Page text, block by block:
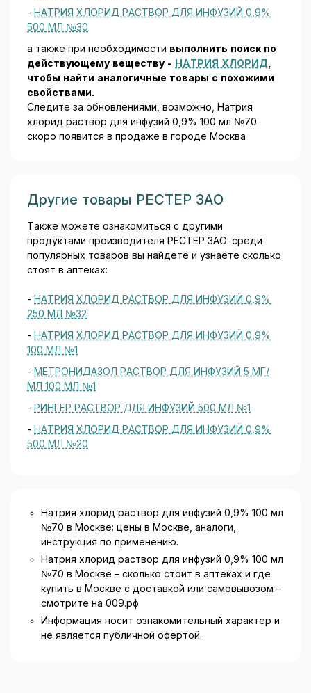
- НАТРИЯ ХЛОРИД РАСТВОР ДЛЯ ИНФУЗИЙ 0,9%
500 МЛ №30
а также при необходимости выполнить поиск по
действующему веществу - НАТРИЯ ХЛОРИД,
чтобы найти аналогичные товары c похожими
свойствами.
Следите за обновлениями, возможно, Натрия
хлорид раствор для инфузий 0,9% 100 мл №70
скоро появится в продаже в городе Москва
Другие товары РЕСТЕР ЗАО
Также можете ознакомиться с другими
продуктами производителя РЕСТЕР ЗАО: среди
популярных товаров вы найдете и узнаете сколько
стоят в аптеках:
- НАТРИЯ ХЛОРИД РАСТВОР ДЛЯ ИНФУЗИЙ 0,9%
250 МЛ №32
- НАТРИЯ ХЛОРИД РАСТВОР ДЛЯ ИНФУЗИЙ 0,9%
100 МЛ №1
- МЕТРОНИДАЗОЛ РАСТВОР ДЛЯ ИНФУЗИЙ 5 МГ/
МЛ 100 МЛ №1
- РИНГЕР РАСТВОР ДЛЯ ИНФУЗИЙ 500 МЛ №1
- НАТРИЯ ХЛОРИД РАСТВОР ДЛЯ ИНФУЗИЙ 0,9%
500 МЛ №20
Натрия хлорид раствор для инфузий 0,9% 100 мл
№70 в Москве: цены в Москве, аналоги,
инструкция по применению.
Натрия хлорид раствор для инфузий 0,9% 100 мл
№70 в Москве – сколько стоит в аптеках и где
купить в Москве с доставкой или самовывозом –
смотрите на 009.рф
Информация носит ознакомительный характер и
не является публичной офертой.